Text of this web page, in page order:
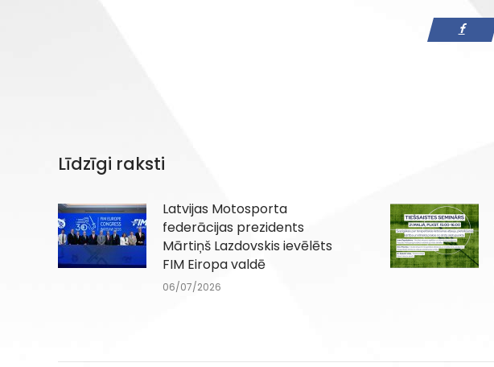
Līdzīgi raksti
Latvijas Motosporta
federācijas prezidents
Mārtiņš Lazdovskis ievēlēts
FIM Eiropa valdē
06/07/2026